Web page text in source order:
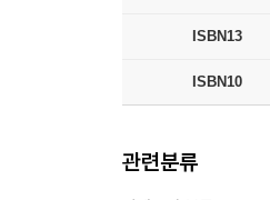
ISBN13
ISBN10
관련분류